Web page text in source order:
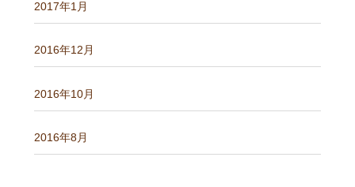
2017年1月
2016年12月
2016年10月
2016年8月